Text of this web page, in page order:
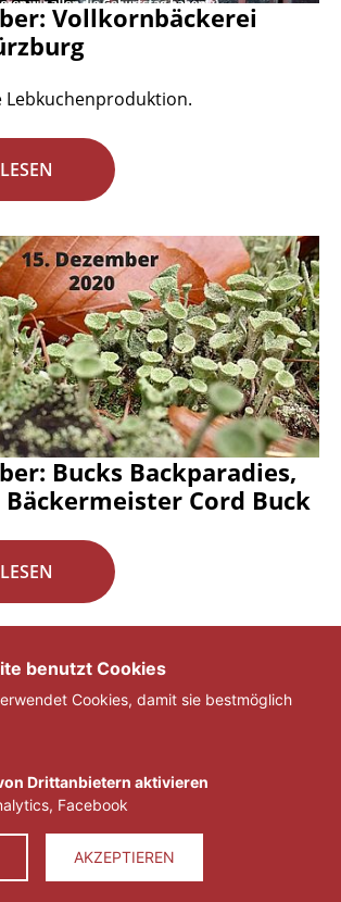
Vollkornbäckerei
Lebkuchenproduktion.
Bucks Backparadies,
Cord Buck
15 16 17 ... 29 »
DATENSCHUTZ
VERANTWORTUNG E.V.
benutzt Cookies
Cookies, damit sie bestmöglich
Drittanbietern aktivieren
Facebook
AKZEPTIEREN